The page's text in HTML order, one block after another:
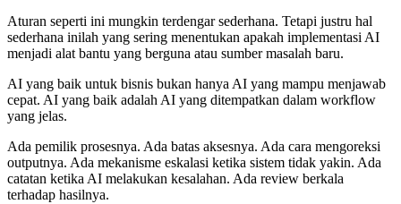
Aturan seperti ini mungkin terdengar sederhana. Tetapi justru hal
sederhana inilah yang sering menentukan apakah implementasi AI
menjadi alat bantu yang berguna atau sumber masalah baru.
AI yang baik untuk bisnis bukan hanya AI yang mampu menjawab
cepat. AI yang baik adalah AI yang ditempatkan dalam workflow
yang jelas.
Ada pemilik prosesnya. Ada batas aksesnya. Ada cara mengoreksi
outputnya. Ada mekanisme eskalasi ketika sistem tidak yakin. Ada
catatan ketika AI melakukan kesalahan. Ada review berkala
terhadap hasilnya.